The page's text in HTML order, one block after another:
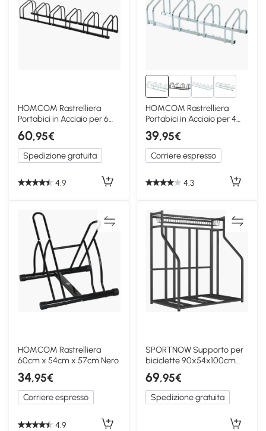
HOMCOM Rastrelliera
Portabici in Acciaio per 6
Biciclette Nero
60,95€
Spedizione gratuita
4.9
1+
HOMCOM Rastrelliera
Portabici in Acciaio per 4
Biciclette Argento
39,95€
Corriere espresso
4.3
HOMCOM Rastrelliera
60cm x 54cm x 57cm Nero
34,95€
Corriere espresso
4.9
SPORTNOW Supporto per
biciclette 90x54x100cm
Nero
69,95€
Spedizione gratuita